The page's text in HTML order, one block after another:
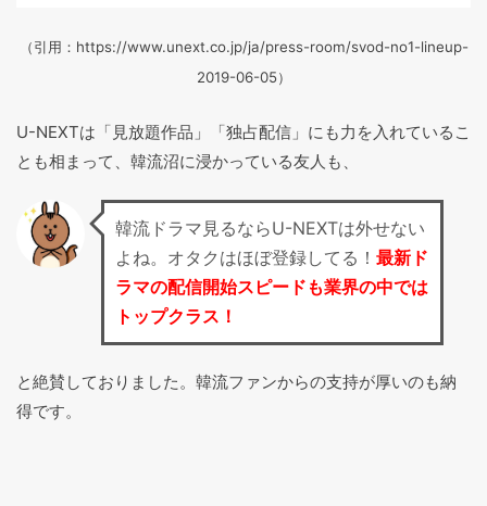
（引用：https://www.unext.co.jp/ja/press-room/svod-no1-lineup-
2019-06-05）
U-NEXTは「見放題作品」「独占配信」にも力を入れているこ
とも相まって、韓流沼に浸かっている友人も、
韓流ドラマ見るならU-NEXTは外せない
よね。オタクはほぼ登録してる！ 最新ド
ラマの配信開始スピードも業界の中では
トップクラス！
と絶賛しておりました。韓流ファンからの支持が厚いのも納
得です。